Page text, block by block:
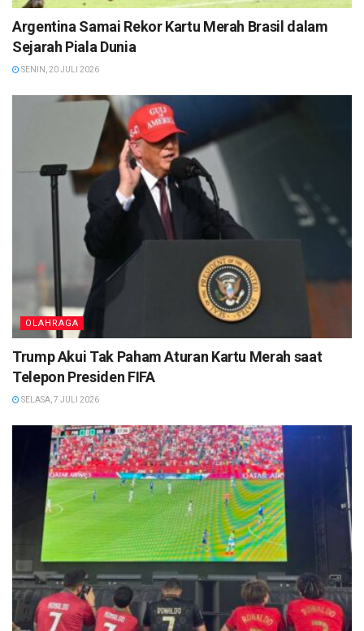
Argentina Samai Rekor Kartu Merah Brasil dalam
Sejarah Piala Dunia
SENIN, 20 JULI 2026
OLAHRAGA
Trump Akui Tak Paham Aturan Kartu Merah saat
Telepon Presiden FIFA
SELASA, 7 JULI 2026